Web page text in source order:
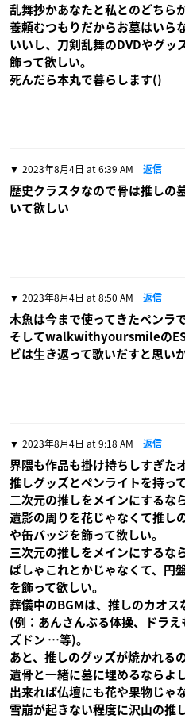
乱舞抄かあなたと私とのどちら
養頼むつもりだからお墓はいら
いいし、刀剣乱舞のDVDやグッ
飾って欲しい。
死んだら本丸で暮らします()
2023年8月4日 at 6:39 AM 返信
歴史クラスタなので骨は推しの
いて欲しい
2023年8月4日 at 8:50 AM 返信
木魚は今まで使ってきたペンラ
そしてwalkwithyoursmileのES
ビは生き返って歌いだすと思い
2023年8月4日 at 9:18 AM 返信
界隈も作品も掛け持ちしすぎた
推しグッズとペンライトを持っ
二次元の推しをメインにするなら
遺影の周りを花じゃなくて推し
や缶バッジを飾って欲しい。
三次元の推しをメインにするなら
ぱしゃこれとかじゃなくて、円
を飾って欲しい。
葬儀中のBGMは、推しのカオス
(例：あんさんぶる体操、ドラ
ズドン …等)。
あと、推しのグッズが焼かれる
遺骨と一緒に墓に埋めるならよし
出来れば仏壇にも花や果物じゃ
雪崩が起きない程度に沢山の推